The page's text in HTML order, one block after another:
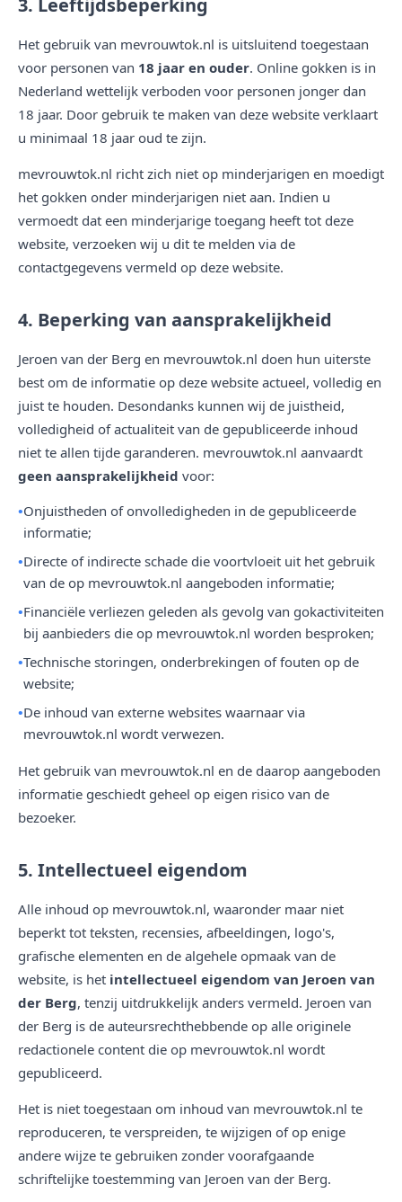
3. Leeftijdsbeperking
Het gebruik van mevrouwtok.nl is uitsluitend toegestaan
voor personen van 18 jaar en ouder. Online gokken is in
Nederland wettelijk verboden voor personen jonger dan
18 jaar. Door gebruik te maken van deze website verklaart
u minimaal 18 jaar oud te zijn.
mevrouwtok.nl richt zich niet op minderjarigen en moedigt
het gokken onder minderjarigen niet aan. Indien u
vermoedt dat een minderjarige toegang heeft tot deze
website, verzoeken wij u dit te melden via de
contactgegevens vermeld op deze website.
4. Beperking van aansprakelijkheid
Jeroen van der Berg en mevrouwtok.nl doen hun uiterste
best om de informatie op deze website actueel, volledig en
juist te houden. Desondanks kunnen wij de juistheid,
volledigheid of actualiteit van de gepubliceerde inhoud
niet te allen tijde garanderen. mevrouwtok.nl aanvaardt
geen aansprakelijkheid voor:
Onjuistheden of onvolledigheden in de gepubliceerde
informatie;
Directe of indirecte schade die voortvloeit uit het gebruik
van de op mevrouwtok.nl aangeboden informatie;
Financiële verliezen geleden als gevolg van gokactiviteiten
bij aanbieders die op mevrouwtok.nl worden besproken;
Technische storingen, onderbrekingen of fouten op de
website;
De inhoud van externe websites waarnaar via
mevrouwtok.nl wordt verwezen.
Het gebruik van mevrouwtok.nl en de daarop aangeboden
informatie geschiedt geheel op eigen risico van de
bezoeker.
5. Intellectueel eigendom
Alle inhoud op mevrouwtok.nl, waaronder maar niet
beperkt tot teksten, recensies, afbeeldingen, logo's,
grafische elementen en de algehele opmaak van de
website, is het intellectueel eigendom van Jeroen van
der Berg, tenzij uitdrukkelijk anders vermeld. Jeroen van
der Berg is de auteursrechthebbende op alle originele
redactionele content die op mevrouwtok.nl wordt
gepubliceerd.
Het is niet toegestaan om inhoud van mevrouwtok.nl te
reproduceren, te verspreiden, te wijzigen of op enige
andere wijze te gebruiken zonder voorafgaande
schriftelijke toestemming van Jeroen van der Berg.